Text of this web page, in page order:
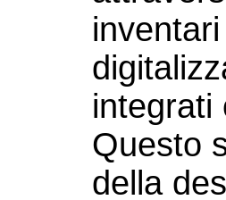
integrati
Questo
della